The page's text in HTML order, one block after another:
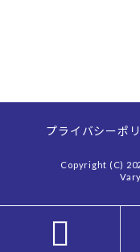
プライバシーポ
Copyright (C)
